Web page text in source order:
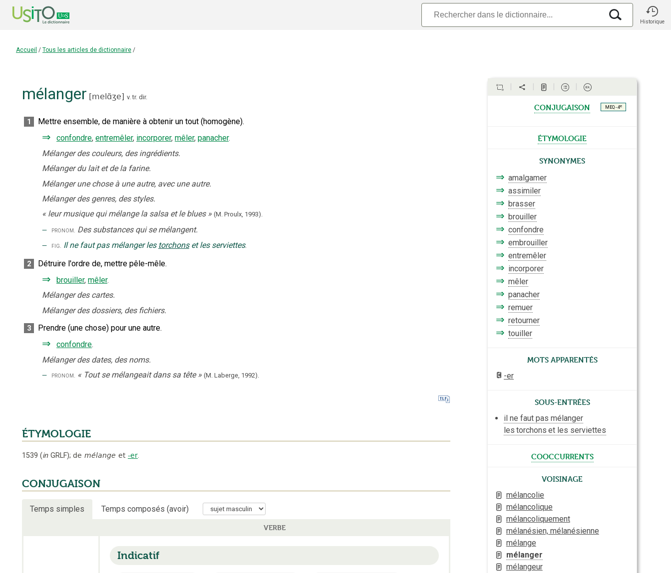
Historique
Accueil / Tous les articles de dictionnaire /
mélanger [melɑ̃ʒe] v. tr. dir.
1 Mettre ensemble, de manière à obtenir un tout (homogène).
⇒ confondre, entremêler, incorporer, mêler, panacher.
Mélanger des couleurs, des ingrédients.
Mélanger du lait et de la farine.
Mélanger une chose à une autre, avec une autre.
Mélanger des genres, des styles.
« leur musique qui mélange la salsa et le blues » (M. Proulx, 1993).
‒ pronom. Des substances qui se mélangent.
‒ fig. Il ne faut pas mélanger les torchons et les serviettes.
2 Détruire l'ordre de, mettre pêle-mêle.
⇒ brouiller, mêler.
Mélanger des cartes.
Mélanger des dossiers, des fichiers.
3 Prendre (une chose) pour une autre.
⇒ confondre.
Mélanger des dates, des noms.
‒ pronom. « Tout se mélangeait dans sa tête » (M. Laberge, 1992).
ÉTYMOLOGIE
1539 (in GRLF); de mélange et -er.
CONJUGAISON
Temps simples Temps composés (avoir)
VERBE
Indicatif
conjugaison MEQ - 4e
étymologie
Synonymes
⇒ amalgamer
⇒ assimiler
⇒ brasser
⇒ brouiller
⇒ confondre
⇒ embrouiller
⇒ entremêler
⇒ incorporer
⇒ mêler
⇒ panacher
⇒ remuer
⇒ retourner
⇒ touiller
Mots apparentés
-er
Sous-entrées
il ne faut pas mélanger
les torchons et les serviettes
cooccurrents
Voisinage
mélancolie
mélancolique
mélancoliquement
mélanésien, mélanésienne
mélange
mélanger
mélangeur